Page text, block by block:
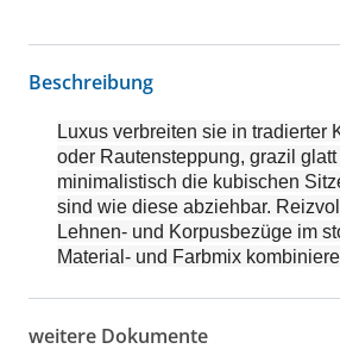
Beschreibung
Luxus verbreiten sie in tradierter
oder Rautensteppung, grazil
minimalistisch die kubischen
sind wie diese abziehbar.
Lehnen- und Korpusbezüge im
Material- und Farbmix
weitere Dokumente